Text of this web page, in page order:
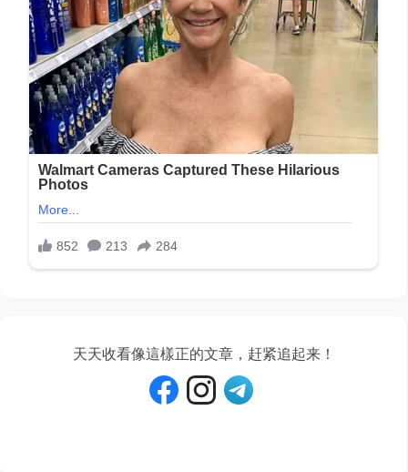
天天收看像這樣正的文章，赶紧追起来！